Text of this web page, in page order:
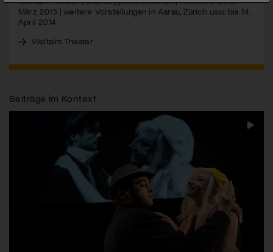
März 2013 | weitere Vorstellungen in Aarau, Zürich usw. bis 14.
April 2014
Weltalm Theater
Beiträge im Kontext